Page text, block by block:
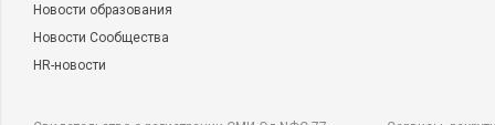
Новости образования
Новости Сообщества
HR-новости